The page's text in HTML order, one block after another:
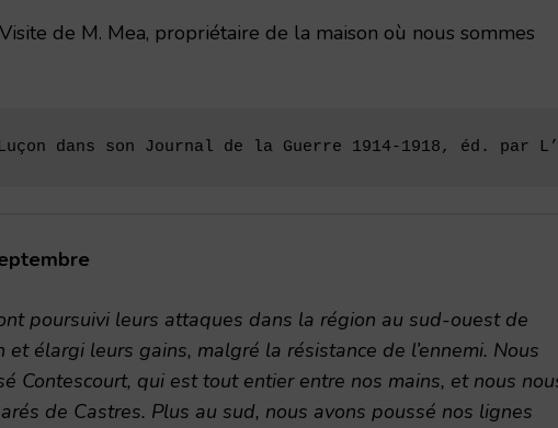
de M. Mea, propriétaire de la maison où nous sommes
dans son Journal de la Guerre 1914-1918, éd. par
poursuivi leurs attaques dans la région au sud-ouest de
et élargi leurs gains, malgré la résistance de l’ennemi. Nous
Contescourt, qui est tout entier entre nos mains, et nous
de Castres. Plus au sud, nous avons poussé nos lignes